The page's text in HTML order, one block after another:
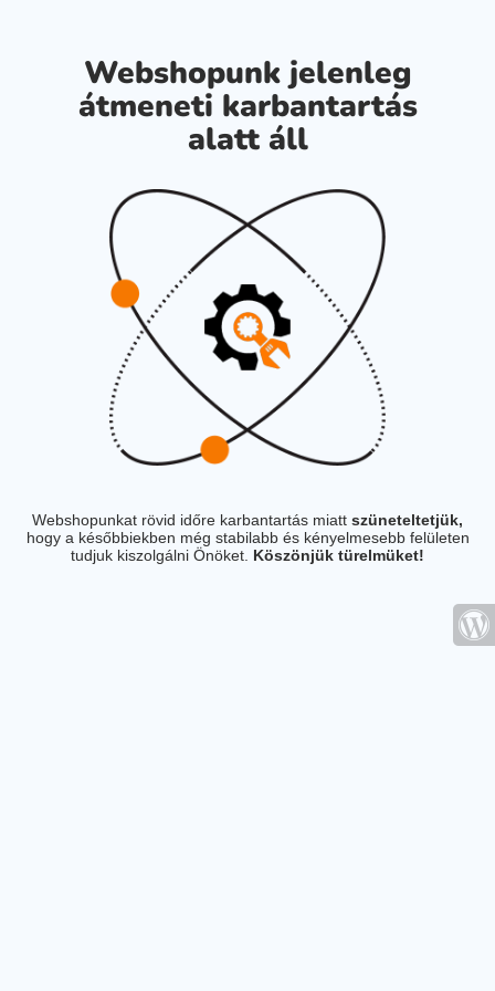
Webshopunk jelenleg
átmeneti karbantartás
alatt áll
Webshopunkat rövid időre karbantartás miatt szüneteltetjük,
hogy a későbbiekben még stabilabb és kényelmesebb felületen
tudjuk kiszolgálni Önöket. Köszönjük türelmüket!